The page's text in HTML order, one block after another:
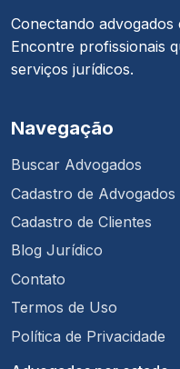
Conectando
Encontre profissionais
serviços jurídicos.
Navegação
Buscar Advogados
Cadastro de Advogados
Cadastro de Clientes
Blog Jurídico
Contato
Termos de Uso
Política de Privacidade